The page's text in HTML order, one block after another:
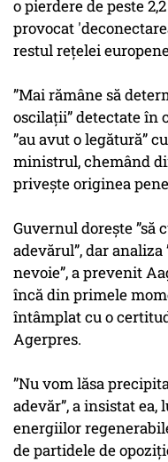
o pierdere de peste
provocat
restul reţelei
”Mai rămâne să
oscilaţii” detectate în
”au avut o legătură”
ministrul, chemând
priveşte originea
Guvernul doreşte ”să
adevărul”, dar
nevoie”, a prevenit
încă din primele
întâmplat cu o
Agerpres.
”Nu vom lăsa
adevăr”, a insistat
energiilor
de partidele de